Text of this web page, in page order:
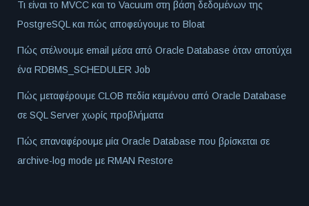
Τι είναι το MVCC και το Vacuum στη βάση δεδομένων της
PostgreSQL και πώς αποφεύγουμε το Bloat
Πώς στέλνουμε email μέσα από Oracle Database όταν αποτύχει
ένα RDBMS_SCHEDULER Job
Πώς μεταφέρουμε CLOB πεδία κειμένου από Oracle Database
σε SQL Server χωρίς προβλήματα
Πώς επαναφέρουμε μία Oracle Database που βρίσκεται σε
archive-log mode με RMAN Restore